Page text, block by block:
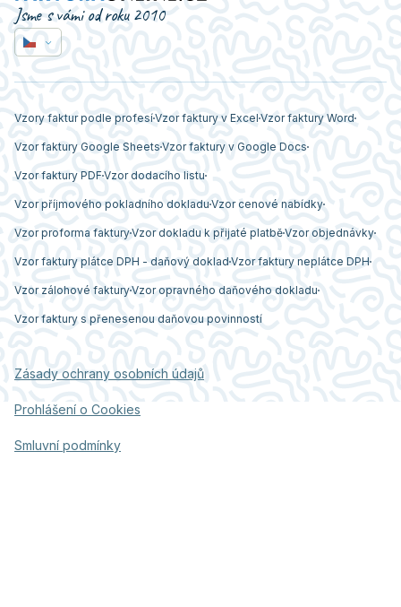
Jsme s vámi od roku 2010
Vzory faktur podle profesíVzor faktury v Excel Vzor faktury Word
Vzor faktury Google Sheets Vzor faktury v Google Docs
Vzor faktury PDF Vzor dodacího listu
Vzor příjmového pokladního dokladu Vzor cenové nabídky
Vzor proforma fakturyVzor dokladu k přijaté platběVzor objednávky
Vzor faktury plátce DPH - daňový doklad Vzor faktury neplátce DPH
Vzor zálohové fakturyVzor opravného daňového dokladu
Vzor faktury s přenesenou daňovou povinností
Zásady ochrany osobních údajů
Prohlášení o Cookies
Smluvní podmínky